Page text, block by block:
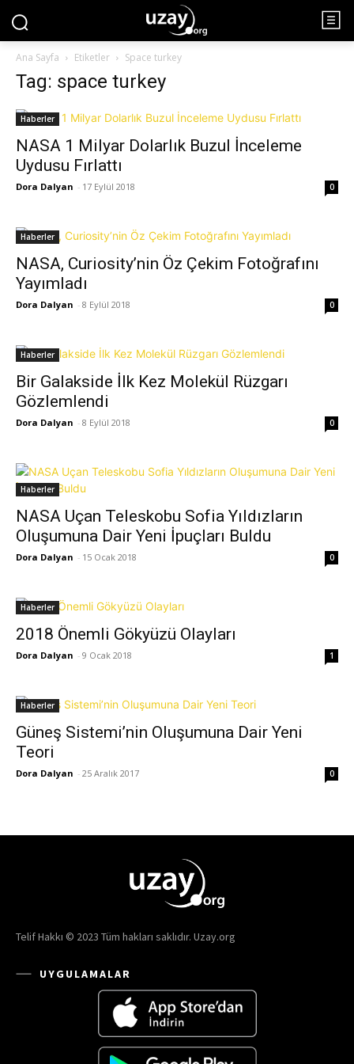
Ana Sayfa Etiketler Space turkey
Tag: space turkey
Haberler
NASA 1 Milyar Dolarlık Buzul İnceleme
Uydusu Fırlattı
Dora Dalyan - 17 Eylül 2018 0
Haberler
NASA, Curiosity’nin Öz Çekim Fotoğrafını
Yayımladı
Dora Dalyan - 8 Eylül 2018 0
Haberler
Bir Galakside İlk Kez Molekül Rüzgarı
Gözlemlendi
Dora Dalyan - 8 Eylül 2018 0
Haberler
NASA Uçan Teleskobu Sofia Yıldızların
Oluşumuna Dair Yeni İpuçları Buldu
Dora Dalyan - 15 Ocak 2018 0
Haberler
2018 Önemli Gökyüzü Olayları
Dora Dalyan - 9 Ocak 2018 1
Haberler
Güneş Sistemi’nin Oluşumuna Dair Yeni
Teori
Dora Dalyan - 25 Aralık 2017 0
Telif Hakkı © 2023 Tüm hakları saklıdır. Uzay.org
UYGULAMALAR